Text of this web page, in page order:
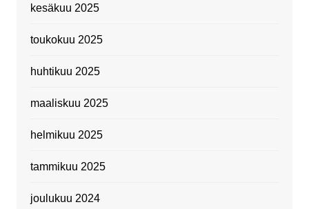
kesäkuu 2025
toukokuu 2025
huhtikuu 2025
maaliskuu 2025
helmikuu 2025
tammikuu 2025
joulukuu 2024